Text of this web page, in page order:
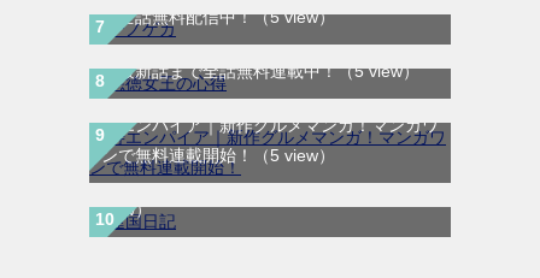
で全話無料配信中！（5 view）
悪徳女王の心得｜最新刊第3巻！マンガUP!
で最新話まで全話無料連載中！（5 view）
寿エンパイア｜新作グルメマンガ！マンガワ
ンで無料連載開始！
（5 view）
違国日記｜9月7日までの期間限定！最終巻
まで全話無料で読める公式マンガアプリ（4
view）